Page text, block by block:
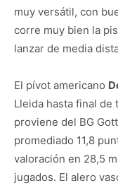
muy versátil, con
corre muy bien la
lanzar de media
El pívot americano
Lleida hasta final de
proviene del BG
promediado 11,8
valoración en 28,5
jugados. El alero